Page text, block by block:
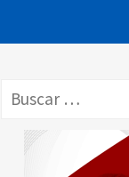
Buscar: